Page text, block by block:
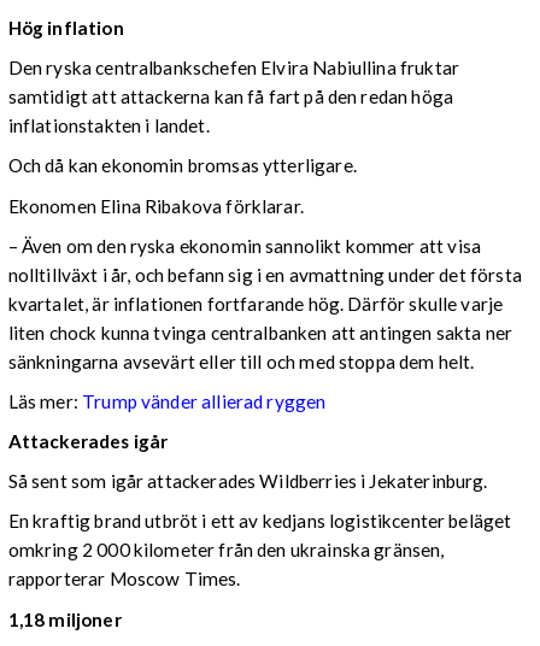
Hög inflation
Den ryska centralbankschefen Elvira Nabiullina fruktar
samtidigt att attackerna kan få fart på den redan höga
inflationstakten i landet.
Och då kan ekonomin bromsas ytterligare.
Ekonomen Elina Ribakova förklarar.
– Även om den ryska ekonomin sannolikt kommer att visa
nolltillväxt i år, och befann sig i en avmattning under det första
kvartalet, är inflationen fortfarande hög. Därför skulle varje
liten chock kunna tvinga centralbanken att antingen sakta ner
sänkningarna avsevärt eller till och med stoppa dem helt.
Läs mer: Trump vänder allierad ryggen
Attackerades igår
Så sent som igår attackerades Wildberries i Jekaterinburg.
En kraftig brand utbröt i ett av kedjans logistikcenter beläget
omkring 2 000 kilometer från den ukrainska gränsen,
rapporterar Moscow Times.
1,18 miljoner